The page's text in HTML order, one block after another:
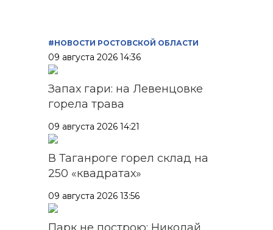
#НОВОСТИ РОСТОВСКОЙ ОБЛАСТИ
09 августа 2026 14:36
Запах гари: на Левенцовке
горела трава
09 августа 2026 14:21
В Таганроге горел склад на
250 «квадратах»
09 августа 2026 13:56
Парк не построю: Николай